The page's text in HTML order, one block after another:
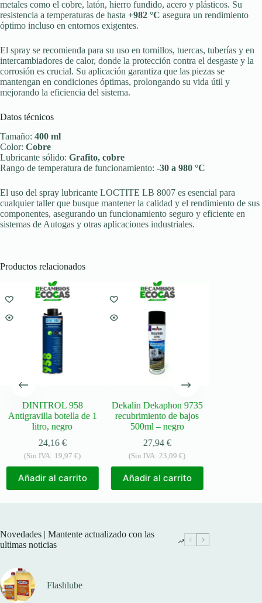
metales como el cobre, latón, hierro fundido, acero y plásticos. Su
resistencia a temperaturas de hasta +982 °C asegura un rendimiento
óptimo incluso en entornos exigentes.
El spray se recomienda para su uso en tornillos, tuercas, tuberías y en
intercambiadores de calor, donde la protección contra el desgaste y la
corrosión es crucial. Su aplicación garantiza que las piezas se
mantengan en condiciones óptimas, prolongando su vida útil y
mejorando la eficiencia del sistema.
Datos técnicos
Tamaño: 400 ml
Color: Cobre
Lubricante sólido: Grafito, cobre
Rango de temperatura de funcionamiento: -30 a 980 °C
El uso del spray lubricante LOCTITE LB 8007 es esencial para
cualquier taller que busque mantener la calidad y el rendimiento de sus
componentes, asegurando un funcionamiento seguro y eficiente en
sistemas de Autogas y otras aplicaciones industriales.
Productos relacionados
DINITROL 958
Antigravilla botella de 1
litro, negro
24,16 €
(Sin IVA: 19,97€)
Añadir al carrito
Dekalin Dekaphon 9735
recubrimiento de bajos
500ml – negro
27,94 €
(Sin IVA: 23,09€)
Añadir al carrito
Novedades | Mantente actualizado con las
ultimas noticias
Flashlube